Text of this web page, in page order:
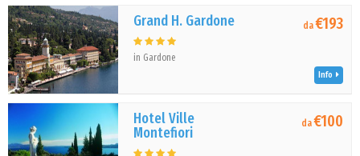
Grand H. Gardone
in Gardone
da€193
Info
Hotel Ville
Montefiori
da€100